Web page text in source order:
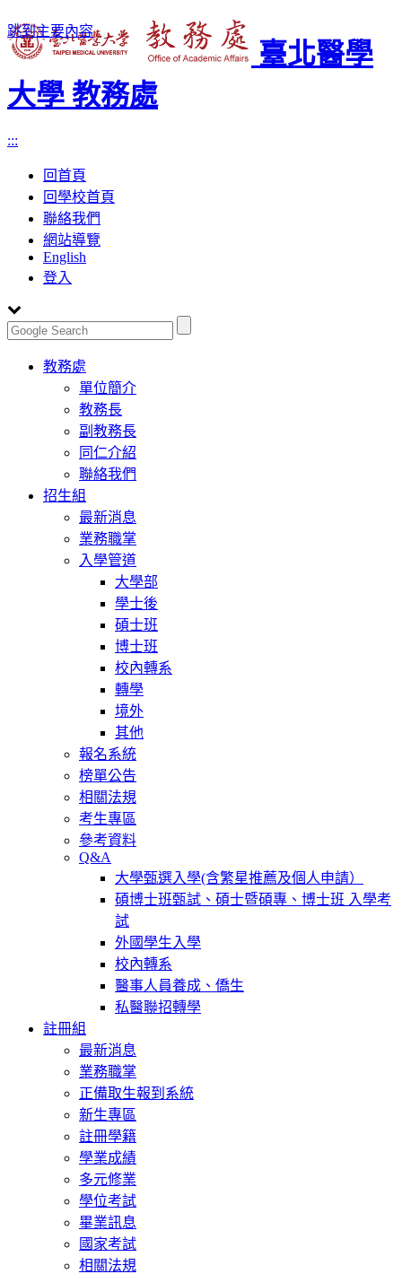
跳到主要內容
臺北醫學
大學 教務處
:::
回首頁
回學校首頁
聯絡我們
網站導覽
English
登入
Toggle
navigation
教務處
單位簡介
教務長
副教務長
同仁介紹
聯絡我們
招生組
最新消息
業務職掌
入學管道
大學部
學士後
碩士班
博士班
校內轉系
轉學
境外
其他
報名系統
榜單公告
相關法規
考生專區
參考資料
Q&A
大學甄選入學(含繁星推薦及個人申請）
碩博士班甄試、碩士暨碩專、博士班 入學考
試
外國學生入學
校內轉系
醫事人員養成、僑生
私醫聯招轉學
註冊組
最新消息
業務職掌
正備取生報到系統
新生專區
註冊學籍
學業成績
多元修業
學位考試
畢業訊息
國家考試
相關法規